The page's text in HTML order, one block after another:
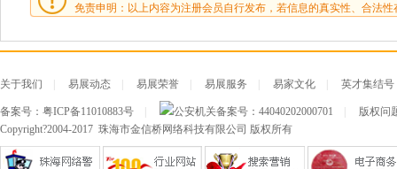
免责申明：以上内容为注册会员自行发布，若信息的真实性、合法性
关于我们 易展动态 易展荣誉 易展服务 易家文化 英才集结号
备案号： 粤ICP备11010883号 公安机关备案号： 44040202000701
版权问
Copyright?2004-2017 珠海市金信桥网络科技有限公司 版权所有